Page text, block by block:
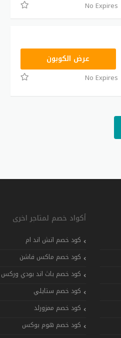
No Expires
عرض الكوبون
No Expires
أكواد خصم لمتاجر اخرى
كود خصم اتش اند ام
كود خصم ماكس فاشن
كود خصم باث اند بودي وركس
كود خصم ستايلي
كود خصم ممزورلد
كود خصم هوم بوكس